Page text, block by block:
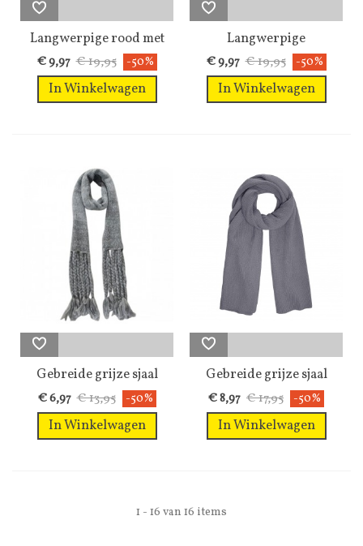
Langwerpige rood met
witte...
€ 9,97 € 19,95 -50%
In Winkelwagen
Langwerpige
lichtgroene met...
€ 9,97 € 19,95 -50%
In Winkelwagen
Gebreide grijze sjaal
met lange...
€ 6,97 € 13,95 -50%
In Winkelwagen
Gebreide grijze sjaal
€ 8,97 € 17,95 -50%
In Winkelwagen
1 - 16 van 16 items